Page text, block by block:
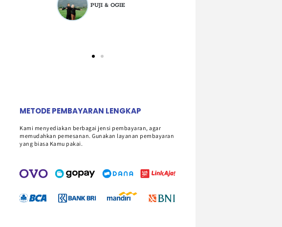
METODE PEMBAYARAN LENGKAP
Kami menyediakan berbagai jensi pembayaran, agar
memudahkan pemesanan. Gunakan layanan pembayaran
yang biasa Kamu pakai.